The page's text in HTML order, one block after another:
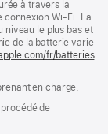
à travers la
connexion Wi-Fi. La
niveau le plus bas et
de la batterie varie
fr/batteries
en charge.
de